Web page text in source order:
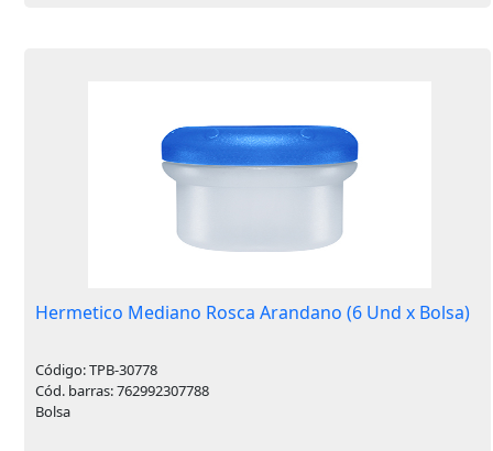
Hermetico Mediano Rosca Arandano (6 Und x Bolsa)
Código: TPB-30778
Cód. barras: 762992307788
Bolsa